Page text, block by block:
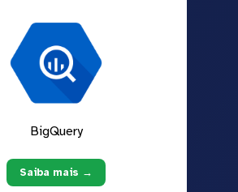
BigQuery
Saiba mais →